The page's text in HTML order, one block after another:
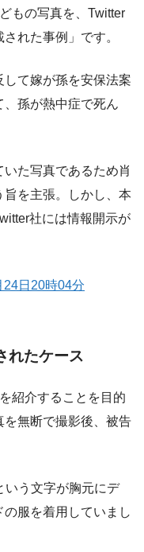
もの写真を、Twitter
れた事例」です。
て嫁が孫を安保法案
、孫が熱中症で死ん
た写真であるため肖
を主張。しかし、本
社には情報開示が
日20時04分
れたケース
紹介することを目的
を無断で撮影後、被告
いう文字が胸元にデ
服を着用していまし